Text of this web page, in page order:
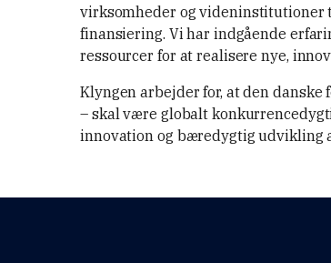
virksomheder og
finansiering. Vi har indgående
ressourcer for at realisere nye,
Klyngen arbejder for, at den
– skal være globalt
innovation og bæredygtig udvikling